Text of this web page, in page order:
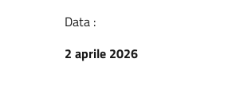
Data :
2 aprile 2026